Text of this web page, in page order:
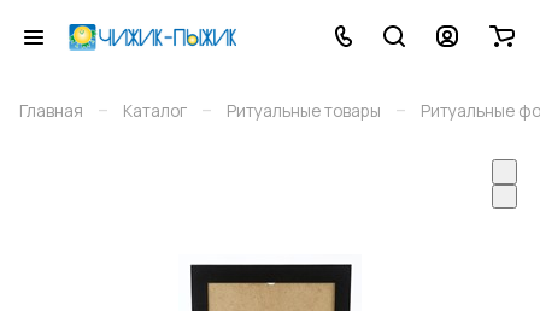
Главная – Каталог – Ритуальные товары – Ритуальные